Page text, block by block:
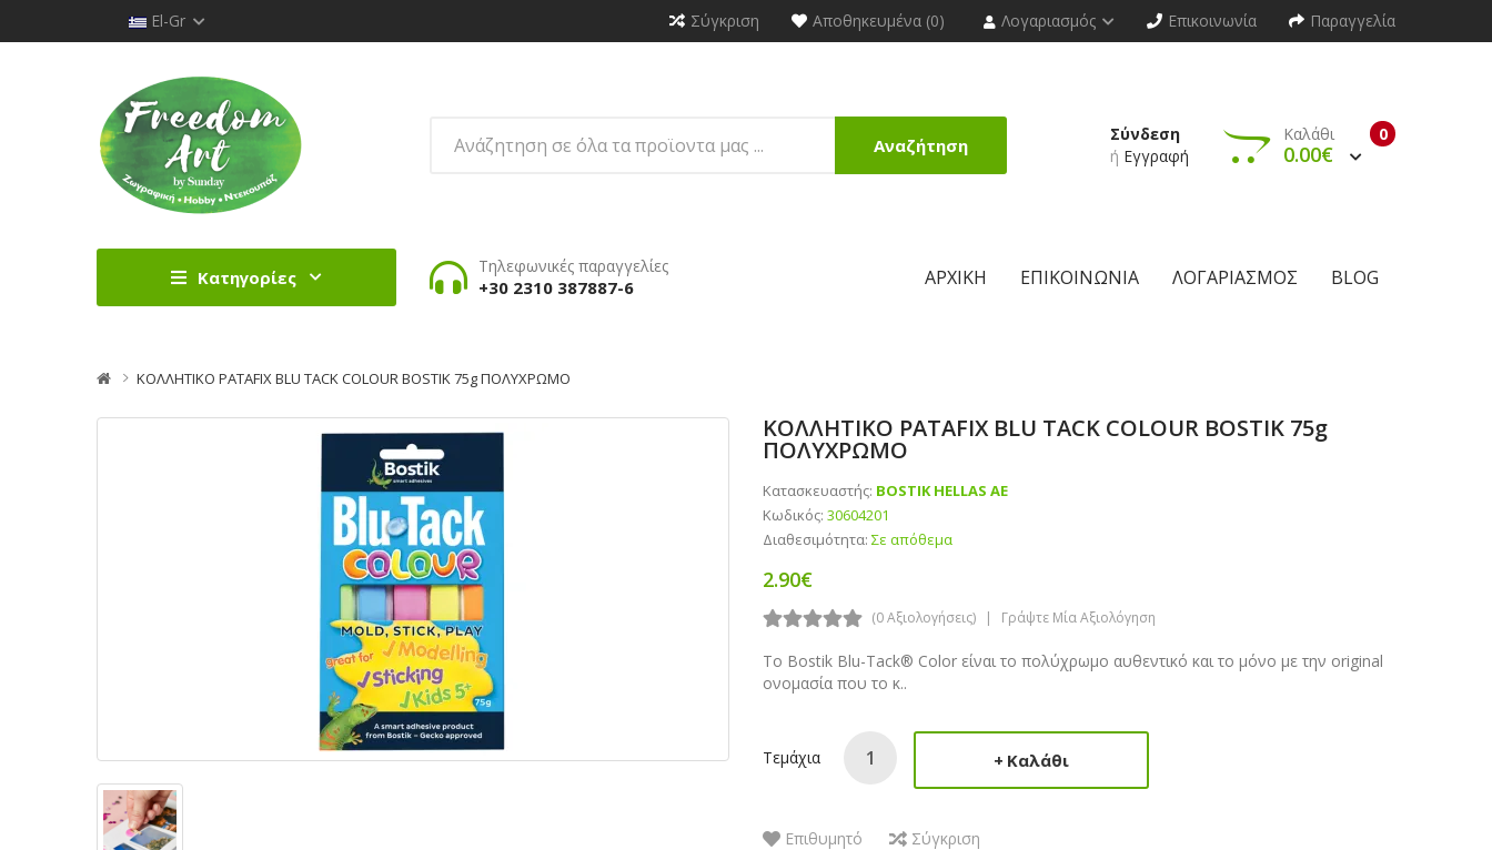
El-Gr Σύγκριση Αποθηκευμένα (0) Λογαριασμός Επικοινωνία Παραγγελία
Σύνδεση
ή Εγγραφή
0
Καλάθι
0.00€
Αναζήτηση
Κατηγορίες
Τηλεφωνικές παραγγελίες
+30 2310 387887-6 ΑΡΧΙΚΉ ΕΠΙΚΟΙΝΩΝΊΑ ΛΟΓΑΡΙΑΣΜΌΣ BLOG
ΚΟΛΛΗΤΙΚΟ PATAFIX BLU TACK COLOUR BOSTIK 75g ΠΟΛΥΧΡΩΜΟ
ΚΟΛΛΗΤΙΚΟ PATAFIX BLU TACK COLOUR BOSTIK 75g
ΠΟΛΥΧΡΩΜΟ
Κατασκευαστής: BOSTIK HELLAS AE
Κωδικός: 30604201
Διαθεσιμότητα: Σε απόθεμα
2.90€
(0 Αξιολογήσεις) Γράψτε Μία Αξιολόγηση
Το Bostik Blu-Tack® Color είναι το πολύχρωμο αυθεντικό και το μόνο με την original
ονομασία που το κ..
Τεμάχια Καλάθι
Επιθυμητό Σύγκριση